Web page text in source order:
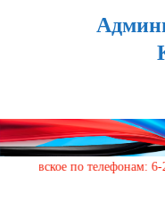
по телефонам: 6-25-00;